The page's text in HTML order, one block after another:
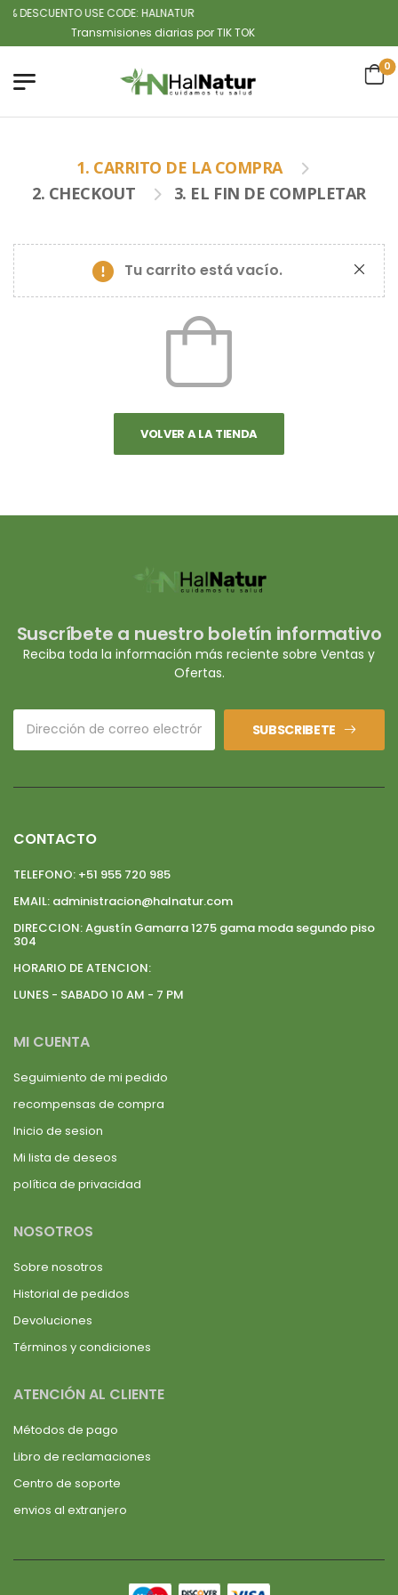
% DESCUENTO USE CODE: HALNATUR
Transmisiones diarias por TIK TOK
0
1. CARRITO DE LA COMPRA
2. CHECKOUT
3. EL FIN DE COMPLETAR
Tu carrito está vacío.
VOLVER A LA TIENDA
Suscríbete a nuestro boletín informativo
Reciba toda la información más reciente sobre Ventas y
Ofertas.
SUBSCRIBETE
CONTACTO
TELEFONO: +51 955 720 985
EMAIL: administracion@halnatur.com
DIRECCION:Agustín Gamarra 1275 gama moda segundo piso
304
HORARIO DE ATENCION:
LUNES - SABADO 10 AM - 7 PM
MI CUENTA
Seguimiento de mi pedido
recompensas de compra
Inicio de sesion
Mi lista de deseos
política de privacidad
NOSOTROS
Sobre nosotros
Historial de pedidos
Devoluciones
Términos y condiciones
ATENCIÓN AL CLIENTE
Métodos de pago
Libro de reclamaciones
Centro de soporte
envios al extranjero